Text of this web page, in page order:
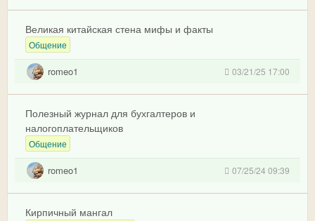
Великая китайская стена мифы и факты
Общение
romeo1 03/21/25 17:00
Полезный журнал для бухгалтеров и
налогоплательщиков
Общение
romeo1 07/25/24 09:39
Кирпичный мангал